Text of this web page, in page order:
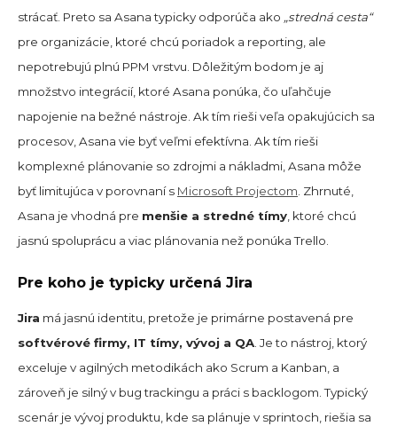
strácať. Preto sa Asana typicky odporúča ako „stredná cesta“
pre organizácie, ktoré chcú poriadok a reporting, ale
nepotrebujú plnú PPM vrstvu. Dôležitým bodom je aj
množstvo integrácií, ktoré Asana ponúka, čo uľahčuje
napojenie na bežné nástroje. Ak tím rieši veľa opakujúcich sa
procesov, Asana vie byť veľmi efektívna. Ak tím rieši
komplexné plánovanie so zdrojmi a nákladmi, Asana môže
byť limitujúca v porovnaní s Microsoft Projectom . Zhrnuté,
Asana je vhodná pre menšie a stredné tímy , ktoré chcú
jasnú spoluprácu a viac plánovania než ponúka Trello.
Pre koho je typicky určená Jira
Jira má jasnú identitu, pretože je primárne postavená pre
softvérové firmy, IT tímy, vývoj a QA . Je to nástroj, ktorý
exceluje v agilných metodikách ako Scrum a Kanban, a
zároveň je silný v bug trackingu a práci s backlogom. Typický
scenár je vývoj produktu, kde sa plánuje v sprintoch, riešia sa